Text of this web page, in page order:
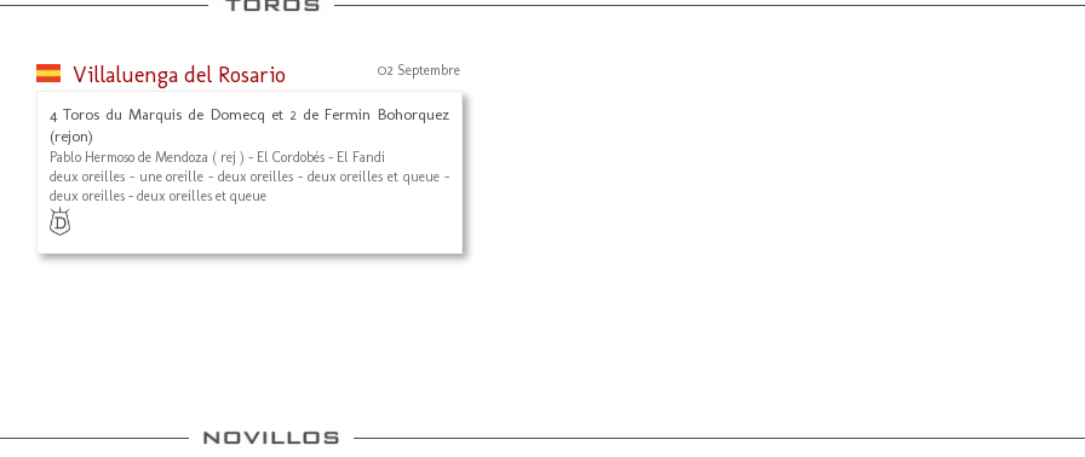
Villaluenga del Rosario 02 Septembre
4 Toros du Marquis de Domecq et 2 de Fermin Bohorquez
(rejon)
Pablo Hermoso de Mendoza ( rej ) - El Cordobés - El Fandi
deux oreilles - une oreille - deux oreilles - deux oreilles et queue -
deux oreilles - deux oreilles et queue